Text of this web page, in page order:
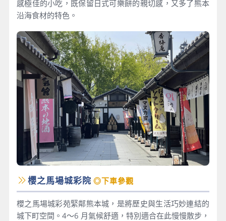
感極佳的小吃，既保留日式可樂餅的親切感，又多了熊本
沿海食材的特色。
櫻之馬場城彩院 ◎下車參觀
櫻之馬場城彩苑緊鄰熊本城，是將歷史與生活巧妙連結的
城下町空間。4～6 月氣候舒適，特別適合在此慢慢散步，